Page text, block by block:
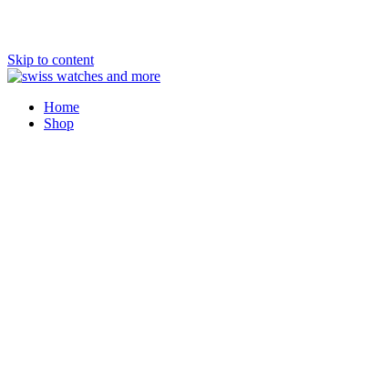
Skip to content
Swiss Watches and More
Home
Shop